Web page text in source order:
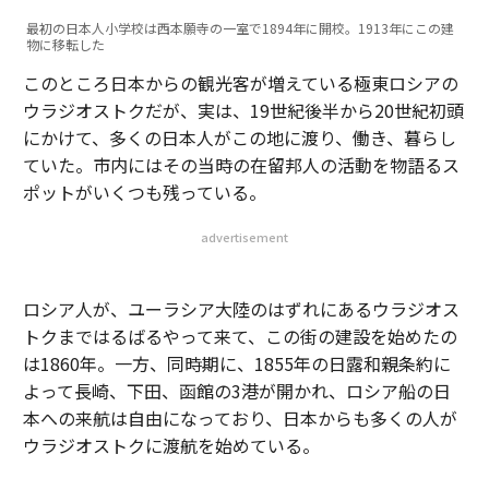
最初の日本人小学校は西本願寺の一室で1894年に開校。1913年にこの建
物に移転した
このところ日本からの観光客が増えている極東ロシアの
ウラジオストクだが、実は、19世紀後半から20世紀初頭
にかけて、多くの日本人がこの地に渡り、働き、暮らし
ていた。市内にはその当時の在留邦人の活動を物語るス
ポットがいくつも残っている。
advertisement
ロシア人が、ユーラシア大陸のはずれにあるウラジオス
トクまではるばるやって来て、この街の建設を始めたの
は1860年。一方、同時期に、1855年の日露和親条約に
よって長崎、下田、函館の3港が開かれ、ロシア船の日
本への来航は自由になっており、日本からも多くの人が
ウラジオストクに渡航を始めている。